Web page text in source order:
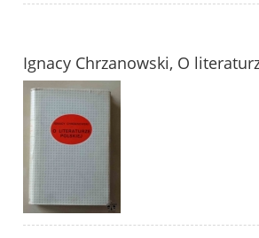
Ignacy Chrzanowski, O